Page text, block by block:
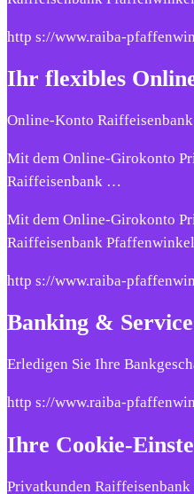
http s://www.raiba-
Ihr flexibles
Online-Konto
Mit dem Online-Girokonto
Raiffeisenbank …
Mit dem Online-Girokonto
Raiffeisenbank
http s://www.raiba-
Banking &
Erledigen Sie Ihre
http s://www.raiba-
Ihre Cookie-
Privatkunden